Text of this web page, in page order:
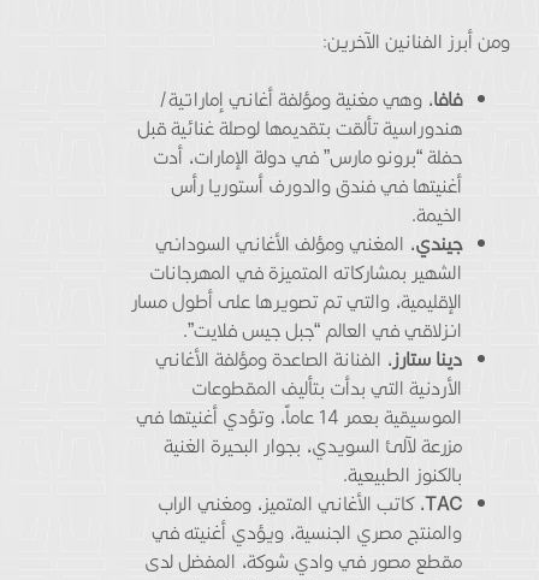
ومن أبرز الفنانين الآخرين:
فافا، وهي مغنية ومؤلفة أغاني إماراتية/
هندوراسية تألقت بتقديمها لوصلة غنائية قبل
حفلة “برونو مارس” في دولة الإمارات، أدت
أغنيتها في فندق والدورف أستوريا رأس
الخيمة.
جيندي، المغني ومؤلف الأغاني السوداني
الشهير بمشاركاته المتميزة في المهرجانات
الإقليمية، والتي تم تصويرها على أطول مسار
انزلاقي في العالم “جبل جيس فلايت”.
دينا ستارز، الفنانة الصاعدة ومؤلفة الأغاني
الأردنية التي بدأت بتأليف المقطوعات
الموسيقية بعمر 14 عاماً، وتؤدي أغنيتها في
مزرعة لآلئ السويدي، بجوار البحيرة الغنية
بالكنوز الطبيعية.
TAC، كاتب الأغاني المتميز، ومغني الراب
والمنتج مصري الجنسية، ويؤدي أغنيته في
مقطع مصور في وادي شوكة، المفضل لدى